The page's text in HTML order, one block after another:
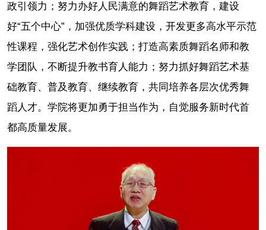
政引领力；努力办好人民满意的舞蹈艺术教育，建设
好“五个中心”，加强优质学科建设，开发更多高水平示范
性课程，强化艺术创作实践；打造高素质舞蹈名师和教
学团队，不断提升教书育人能力；努力抓好舞蹈艺术基
础教育、普及教育、继续教育，共同培养各层次优秀舞
蹈人才。学院将更加勇于担当作为，自觉服务新时代首
都高质量发展。